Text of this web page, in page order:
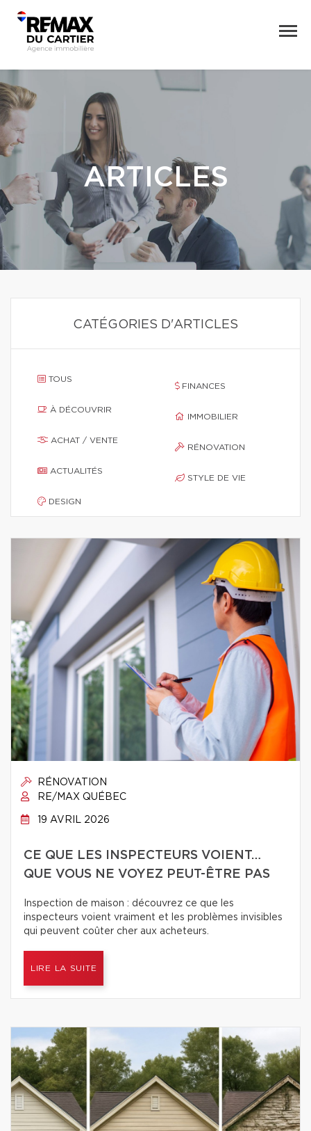
ARTICLES
CATÉGORIES D'ARTICLES
TOUS
À DÉCOUVRIR
ACHAT / VENTE
ACTUALITÉS
DESIGN
FINANCES
IMMOBILIER
RÉNOVATION
STYLE DE VIE
RÉNOVATION
RE/MAX QUÉBEC
19 AVRIL 2026
CE QUE LES INSPECTEURS VOIENT…
QUE VOUS NE VOYEZ PEUT-ÊTRE PAS
Inspection de maison : découvrez ce que les
inspecteurs voient vraiment et les problèmes invisibles
qui peuvent coûter cher aux acheteurs.
LIRE LA SUITE